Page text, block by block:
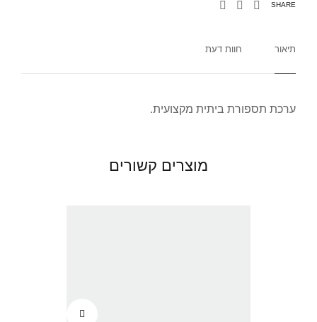
SHARE
תיאור חוות דעת
ערכת תספורת ביתית מקצועית.
מוצרים קשורים